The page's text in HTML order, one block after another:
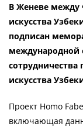
В Женеве между
искусства
подписан
международной
искусства
Проект Homo
включающая